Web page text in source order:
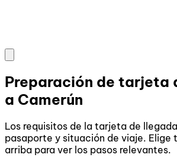
Preparación de tarjeta
a Camerún
Los requisitos de la tarjeta de
pasaporte y situación de viaje. Elige
arriba para ver los pasos relevantes.